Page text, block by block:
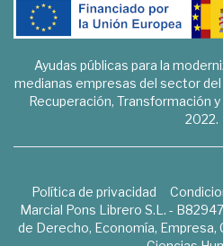
Ayudas públicas para la
medianas empresas del sector del
Recuperación, Transformación
2022.
Política de privacidad
Marcial Pons Librero S.L. -
de Derecho, Economía, Empresa,